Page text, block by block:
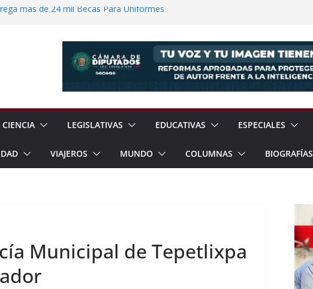
más de 24 mil Becas Para Uniformes
Pensión Mujeres Bienestar a
LEGISLATIVAS EDUCATIVAS ESPECIALES
VIAJEROS MUNDO COLUMNAS BIOGRAFÍAS
Municipal de Tepetlixpa